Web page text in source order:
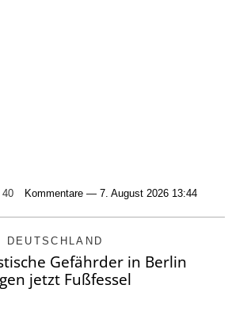
40 Kommentare — 7. August 2026 13:44
DEUTSCHLAND
Gefährder in Berlin
jetzt Fußfessel